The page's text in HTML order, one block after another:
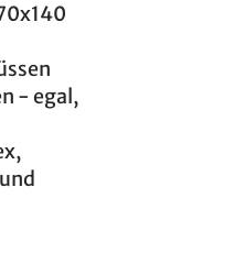
- egal,